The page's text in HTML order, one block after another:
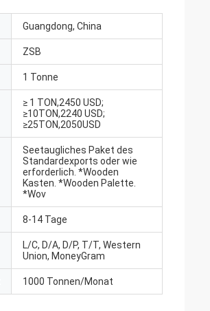
Guangdong, China
ZSB
1 Tonne
≥ 1 TON,2450 USD;
≥10TON,2240 USD;
≥25TON,2050USD
Seetaugliches Paket des
Standardexports oder wie
erforderlich. *Wooden
Kasten. *Wooden Palette.
*Wov
8-14 Tage
L/C, D/A, D/P, T/T, Western
Union, MoneyGram
1000 Tonnen/Monat